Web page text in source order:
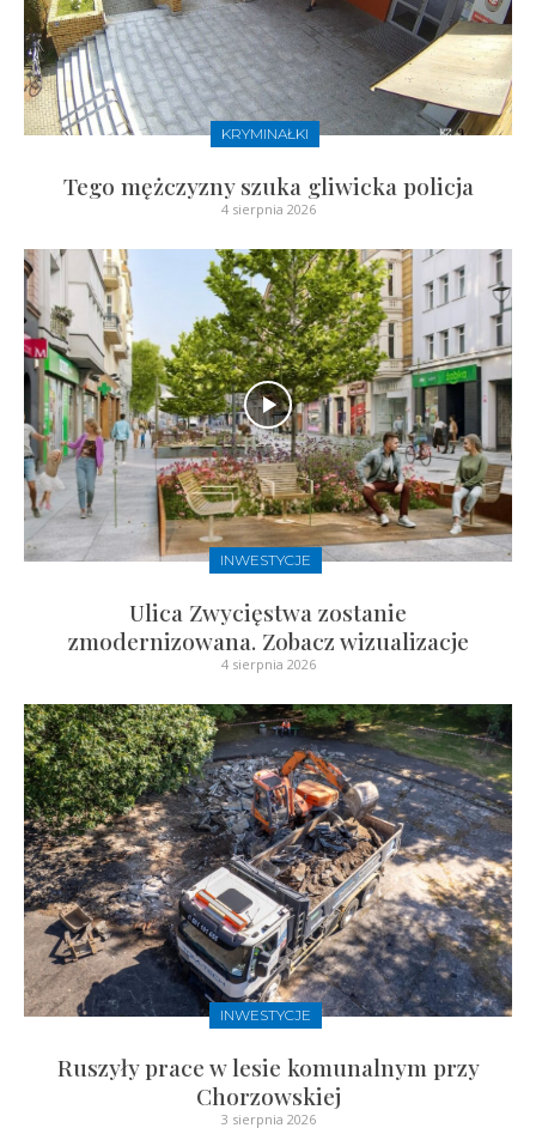
KRYMINAŁKI
Tego mężczyzny szuka gliwicka policja
4 sierpnia 2026
INWESTYCJE
Ulica Zwycięstwa zostanie
zmodernizowana. Zobacz wizualizacje
4 sierpnia 2026
INWESTYCJE
Ruszyły prace w lesie komunalnym przy
Chorzowskiej
3 sierpnia 2026